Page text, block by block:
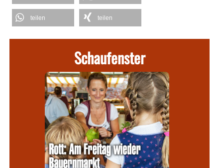
teilen teilen
Schaufenster